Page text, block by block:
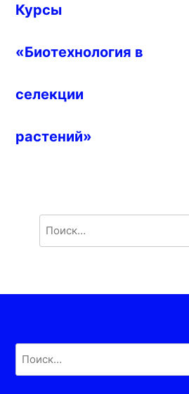
записям
Курсы
«Биотехнология в
селекции
растений»
Найти: